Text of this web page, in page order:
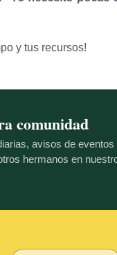
y tus recursos!
comunidad
avisos de eventos
hermanos en